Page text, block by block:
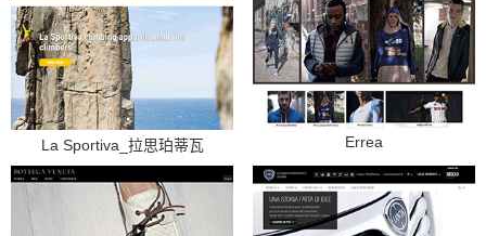
La Sportiva_拉思珀蒂瓦 Errea